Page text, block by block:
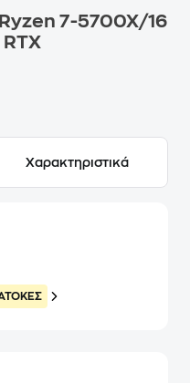
7-5700X/16
Χαρακτηριστικά